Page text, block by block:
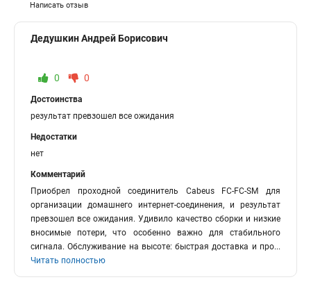
Написать отзыв
Дедушкин Андрей Борисович
0 0
Достоинства
результат превзошел все ожидания
Недостатки
нет
Комментарий
Приобрел проходной соединитель Cabeus FC-FC-SM для
организации домашнего интернет-соединения, и результат
превзошел все ожидания. Удивило качество сборки и низкие
вносимые потери, что особенно важно для стабильного
сигнала. Обслуживание на высоте: быстрая доставка и про...
Читать полностью